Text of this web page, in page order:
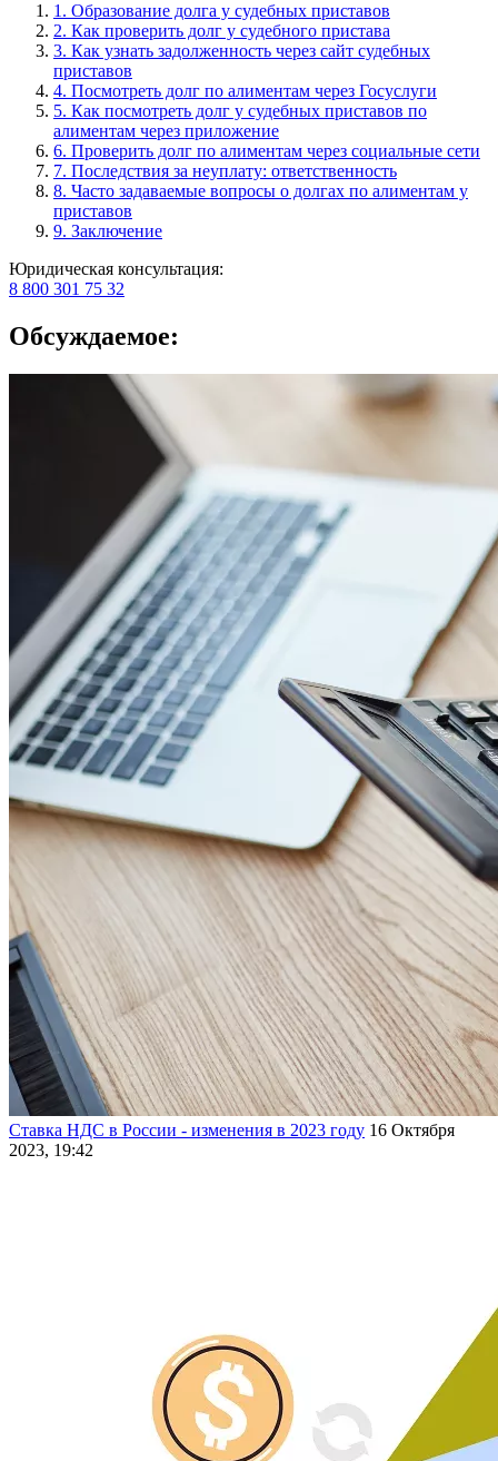
1. Образование долга у судебных приставов
2. Как проверить долг у судебного пристава
3. Как узнать задолженность через сайт судебных
приставов
4. Посмотреть долг по алиментам через Госуслуги
5. Как посмотреть долг у судебных приставов по
алиментам через приложение
6. Проверить долг по алиментам через социальные сети
7. Последствия за неуплату: ответственность
8. Часто задаваемые вопросы о долгах по алиментам у
приставов
9. Заключение
Юридическая консультация:
8 800 301 75 32
Обсуждаемое:
Ставка НДС в России - изменения в 2023 году 16 Октября
2023, 19:42